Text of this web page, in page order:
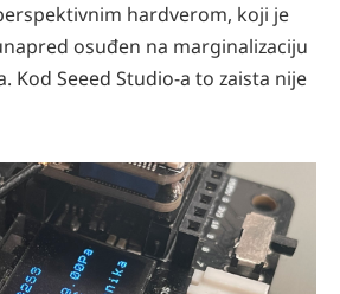
hardverom, koji je
osuđen na marginalizaciju
Kod Seeed Studio-a to zaista nije